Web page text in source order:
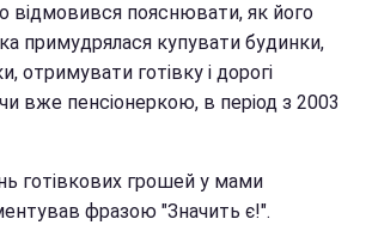
відмовився пояснювати, як його
примудрялася купувати будинки,
отримувати готівку і дорогі
вже пенсіонеркою, в період з 2003
готівкових грошей у мами
фразою "Значить є!".